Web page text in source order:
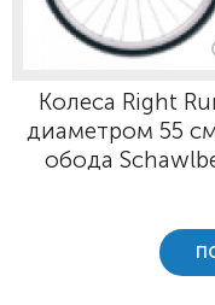
Колеса Right
диаметром 55
обода